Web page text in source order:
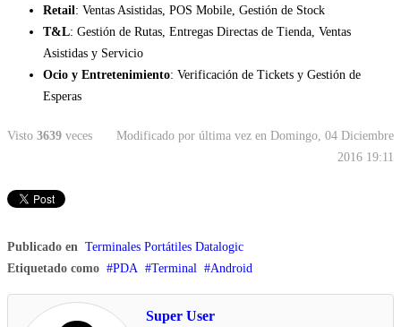
Retail: Ventas Asistidas, POS Mobile, Gestión de Stock
T&L: Gestión de Rutas, Entregas Directas de Tienda, Ventas
Asistidas y Servicio
Ocio y Entretenimiento: Verificación de Tickets y Gestión de
Esperas
Visto 3639 veces
Modificado por última vez en Domingo, 04 Diciembre
2016 19:11
Publicado en Terminales Portátiles Datalogic
Etiquetado como
PDA Terminal Android
Super User